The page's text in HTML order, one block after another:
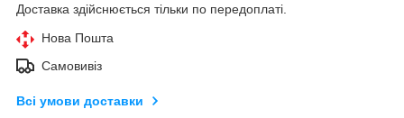
Доставка здійснюється тільки по передоплаті.
Нова Пошта
Самовивіз
Всі умови доставки